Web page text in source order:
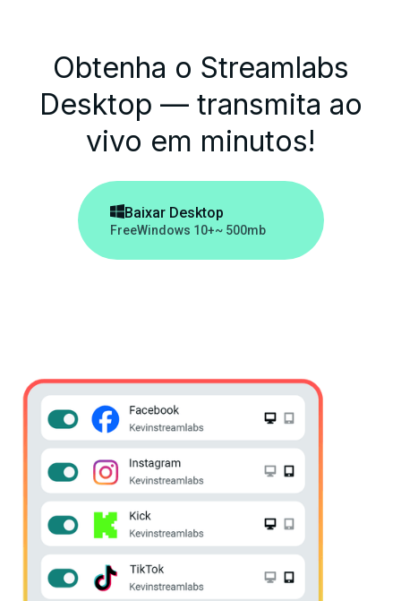
Obtenha o Streamlabs
Desktop — transmita ao
vivo em minutos!
Baixar Desktop
FreeWindows 10+~ 500mb